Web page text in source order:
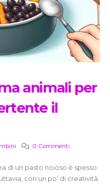
animali per
il
0 Commenti
di un pasto noioso è spesso
con un po’ di creatività